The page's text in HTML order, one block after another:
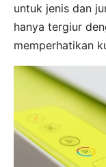
untuk jenis dan
hanya tergiur
memperhatikan